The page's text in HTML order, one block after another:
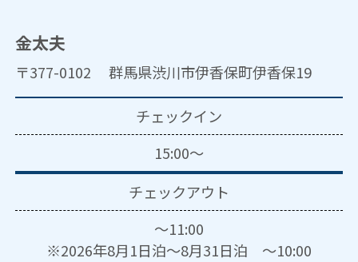
金太夫
〒377-0102 群馬県渋川市伊香保町伊香保19
チェックイン
15:00～
チェックアウト
～11:00
※2026年8月1日泊～8月31日泊 ～10:00